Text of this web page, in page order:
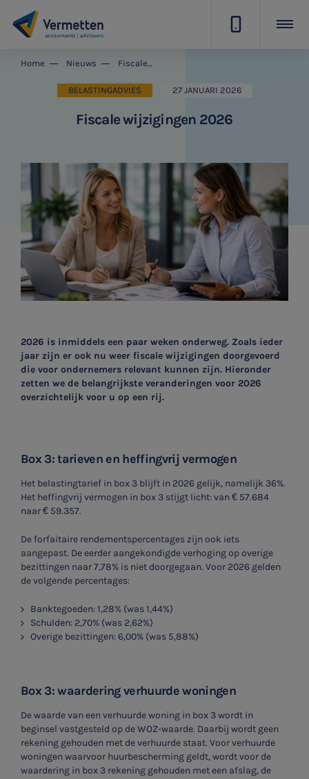
Home Nieuws Fiscale wijzigingen 2026
BELASTINGADVIES 27 JANUARI 2026
Fiscale wijzigingen 2026
2026 is inmiddels een paar weken onderweg. Zoals ieder
jaar zijn er ook nu weer fiscale wijzigingen doorgevoerd
die voor ondernemers relevant kunnen zijn. Hieronder
zetten we de belangrijkste veranderingen voor 2026
overzichtelijk voor u op een rij.
Box 3: tarieven en heffingvrij vermogen
Het belastingtarief in box 3 blijft in 2026 gelijk, namelijk 36%.
Het heffingvrij vermogen in box 3 stijgt licht: van € 57.684
naar € 59.357.
De forfaitaire rendementspercentages zijn ook iets
aangepast. De eerder aangekondigde verhoging op overige
bezittingen naar 7,78% is niet doorgegaan. Voor 2026 gelden
de volgende percentages:
Banktegoeden: 1,28% (was 1,44%)
Schulden: 2,70% (was 2,62%)
Overige bezittingen: 6,00% (was 5,88%)
Box 3: waardering verhuurde woningen
De waarde van een verhuurde woning in box 3 wordt in
beginsel vastgesteld op de WOZ-waarde. Daarbij wordt geen
rekening gehouden met de verhuurde staat. Voor verhuurde
woningen waarvoor huurbescherming geldt, wordt voor de
waardering in box 3 rekening gehouden met een afslag, de